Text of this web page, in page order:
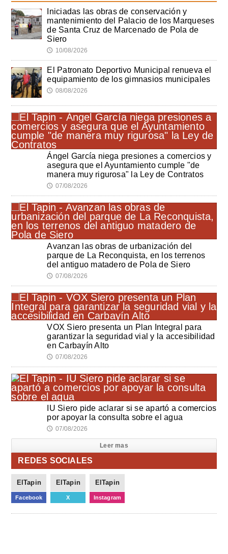
Iniciadas las obras de conservación y
mantenimiento del Palacio de los Marqueses
de Santa Cruz de Marcenado de Pola de
Siero
🕔 10/08/2026
El Patronato Deportivo Municipal renueva el
equipamiento de los gimnasios municipales
🕔 08/08/2026
Ángel García niega presiones a comercios y
asegura que el Ayuntamiento cumple "de
manera muy rigurosa" la Ley de Contratos
🕔 07/08/2026
Avanzan las obras de urbanización del
parque de La Reconquista, en los terrenos
del antiguo matadero de Pola de Siero
🕔 07/08/2026
VOX Siero presenta un Plan Integral para
garantizar la seguridad vial y la accesibilidad
en Carbayín Alto
🕔 07/08/2026
IU Siero pide aclarar si se apartó a comercios
por apoyar la consulta sobre el agua
🕔 07/08/2026
Leer mas
REDES SOCIALES
ElTapin
Facebook
ElTapin
X
ElTapin
Instagram